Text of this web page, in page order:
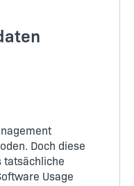
Doch diese
tatsächliche
Usage